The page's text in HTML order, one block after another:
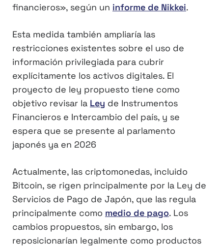
financieros», según un informe de Nikkei.
Esta medida también ampliaría las
restricciones existentes sobre el uso de
información privilegiada para cubrir
explícitamente los activos digitales. El
proyecto de ley propuesto tiene como
objetivo revisar la Ley de Instrumentos
Financieros e Intercambio del país, y se
espera que se presente al parlamento
japonés ya en 2026
Actualmente, las criptomonedas, incluido
Bitcoin, se rigen principalmente por la Ley de
Servicios de Pago de Japón, que las regula
principalmente como medio de pago. Los
cambios propuestos, sin embargo, los
reposicionarían legalmente como productos